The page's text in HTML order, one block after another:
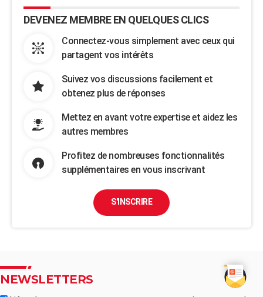
DEVENEZ MEMBRE EN QUELQUES CLICS
Connectez-vous simplement avec ceux qui
partagent vos intérêts
Suivez vos discussions facilement et
obtenez plus de réponses
Mettez en avant votre expertise et aidez les
autres membres
Profitez de nombreuses fonctionnalités
supplémentaires en vous inscrivant
S'INSCRIRE
NEWSLETTERS